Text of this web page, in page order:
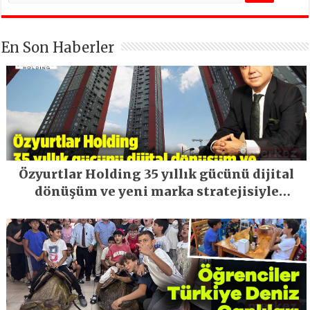
En Son Haberler
Özyurtlar Holding 35 yıllık gücünü dijital
dönüşüm ve yeni marka stratejisiyle